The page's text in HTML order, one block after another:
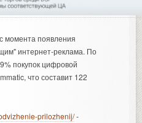
момента появления
интернет-реклама. По
покупок цифровой
что составит 122
prilozhenij/-